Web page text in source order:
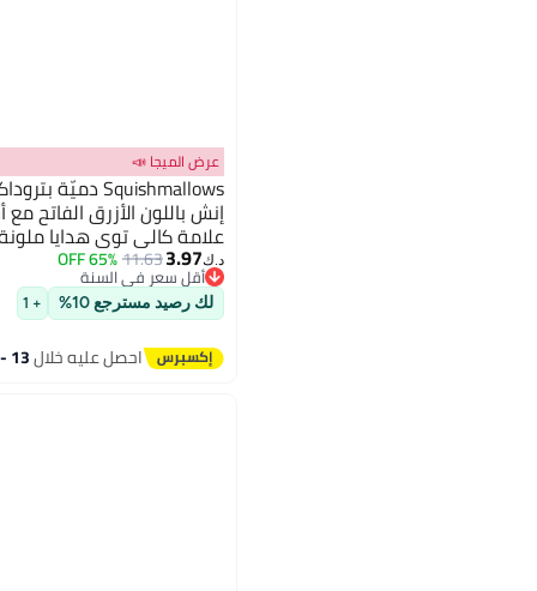
عرض الميجا 📣
إنش باللون الأزرق الفاتح
علامة كالي توي هدايا
والأولاد قابلة للغسل بارده
د.ك‏3.97
11.63
65% OFF
أقل سعر في السنة
بتخلّص بسرعة
أقل سعر في السنة
لك رصيد مسترجع 10% + 1
احصل عليه خلال13 - 14 اغسطس